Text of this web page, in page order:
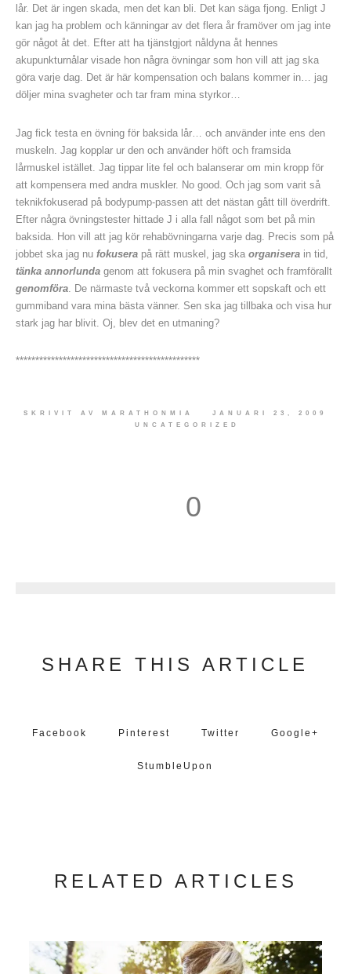
lår. Det är ingen skada, men det kan bli. Det kan säga fjong. Enligt J
kan jag ha problem och känningar av det flera år framöver om jag inte
gör något åt det. Efter att ha tjänstgjort nåldyna åt hennes
akupunkturnålar visade hon några övningar som hon vill att jag ska
göra varje dag. Det är här kompensation och balans kommer in… jag
döljer mina svagheter och tar fram mina styrkor…
Jag fick testa en övning för baksida lår… och använder inte ens den
muskeln. Jag kopplar ur den och använder höft och framsida
lårmuskel istället. Jag tippar lite fel och balanserar om min kropp för
att kompensera med andra muskler. No good. Och jag som varit så
teknikfokuserad på bodypump-passen att det nästan gått till överdrift.
Efter några övningstester hittade J i alla fall något som bet på min
baksida. Hon vill att jag kör rehabövningarna varje dag. Precis som på
jobbet ska jag nufokuserapå rätt muskel, jag ska organiserain tid,
tänka annorlundagenom att fokusera på min svaghet och framförallt
genomföra. De närmaste två veckorna kommer ett sopskaft och ett
gummiband vara mina bästa vänner. Sen ska jag tillbaka och visa hur
stark jag har blivit. Oj, blev det en utmaning?
***********************************************
SKRIVIT AV MARATHONMIA
JANUARI 23, 2009
UNCATEGORIZED
0
SHARE THIS ARTICLE
Facebook Pinterest Twitter Google+
StumbleUpon
RELATED ARTICLES